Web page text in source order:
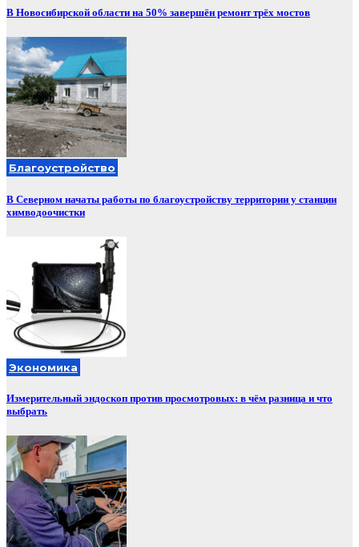
В Новосибирской области на 50% завершён ремонт трёх мостов
Благоустройство
В Северном начаты работы по благоустройству территории у станции
химводоочистки
Экономика
Измерительный эндоскоп против просмотровых: в чём разница и что
выбрать